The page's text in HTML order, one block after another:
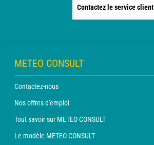
Contactez le service client
METEO CONSULT
Contactez-nous
Nos offres d'emploi
Tout savoir sur METEO CONSULT
Le modèle METEO CONSULT